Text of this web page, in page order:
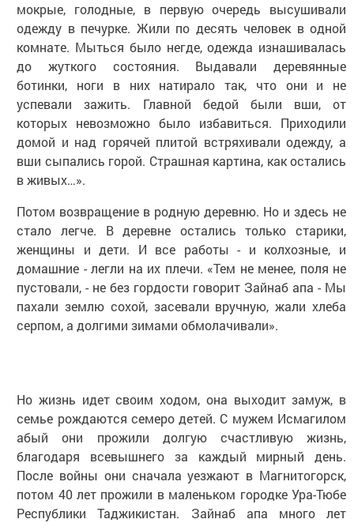
мокрые, голодные, в первую очередь высушивали
одежду в печурке. Жили по десять человек в одной
комнате. Мыться было негде, одежда изнашивалась
до жуткого состояния. Выдавали деревянные
ботинки, ноги в них натирало так, что они и не
успевали зажить. Главной бедой были вши, от
которых невозможно было избавиться. Приходили
домой и над горячей плитой встряхивали одежду, а
вши сыпались горой. Страшная картина, как остались
в живых…».
Потом возвращение в родную деревню. Но и здесь не
стало легче. В деревне остались только старики,
женщины и дети. И все работы - и колхозные, и
домашние - легли на их плечи. «Тем не менее, поля не
пустовали, - не без гордости говорит Зайнаб апа - Мы
пахали землю сохой, засевали вручную, жали хлеба
серпом, а долгими зимами обмолачивали».
Но жизнь идет своим ходом, она выходит замуж, в
семье рождаются семеро детей. С мужем Исмагилом
абый они прожили долгую счастливую жизнь,
благодаря всевышнего за каждый мирный день.
После войны они сначала уезжают в Магнитогорск,
потом 40 лет прожили в маленьком городке Ура-Тюбе
Республики Таджикистан. Зайнаб апа много лет